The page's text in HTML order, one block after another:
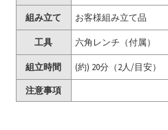
組み立て お客様組み立て品
工具 六角レンチ（付属）
組立時間
(約) 20分（2人/目安）
注意事項